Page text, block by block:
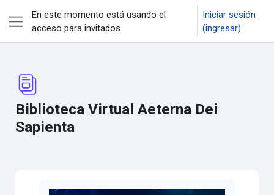
Pánel lateral
En este momento está usando el
acceso para invitados
Iniciar sesión
(ingresar)
Biblioteca Virtual Aeterna Dei
Sapienta